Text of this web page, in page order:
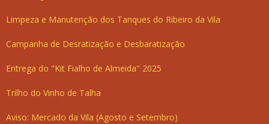
Limpeza e Manutenção dos Tanques do Ribeiro da Vila
Campanha de Desratização e Desbaratização
Entrega do "Kit Fialho de Almeida" 2025
Trilho do Vinho de Talha
Aviso: Mercado da Vila (Agosto e Setembro)